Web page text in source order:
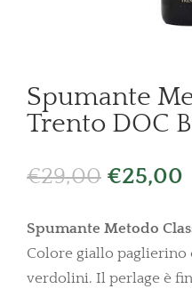
Spumante
Trento DOC
€29,00 Il
era:
€29,00.
€25,00
Spumante Metodo
Colore giallo paglierino
verdolini. Il perlage è